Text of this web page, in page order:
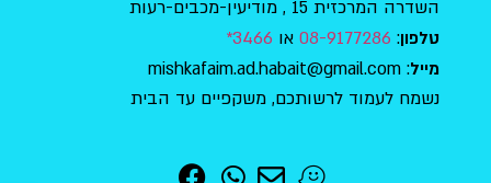
השדרה המרכזית 15 , מודיעין-מכבים-רעות
טלפון:
08-9177286 או 3466*
מייל: mishkafaim.ad.habait@gmail.com
נשמח לעמוד לרשותכם, משקפיים עד הבית